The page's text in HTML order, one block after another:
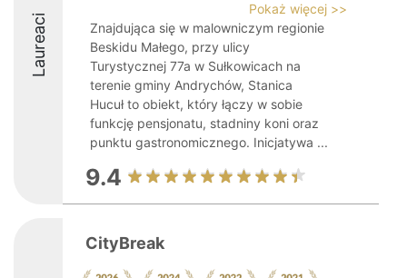
Laureaci
Pokaż więcej >>
Znajdująca się w malowniczym regionie
Beskidu Małego, przy ulicy
Turystycznej 77a w Sułkowicach na
terenie gminy Andrychów, Stanica
Hucuł to obiekt, który łączy w sobie
funkcję pensjonatu, stadniny koni oraz
punktu gastronomicznego. Inicjatywa ...
9.4
CityBreak